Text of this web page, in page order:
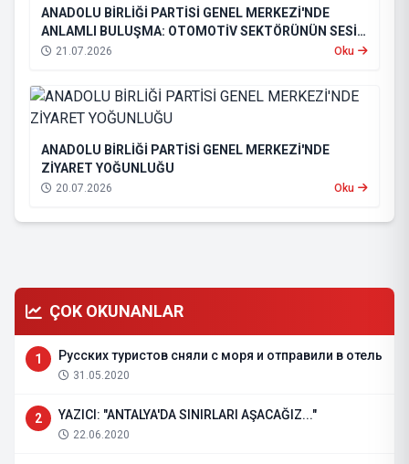
ANADOLU BİRLİĞİ PARTİSİ GENEL MERKEZİ'NDE
ANLAMLI BULUŞMA: OTOMOTİV SEKTÖRÜNÜN SESİ
GENEL MERKEZDE YANKILANDI
21.07.2026 Oku
ANADOLU BİRLİĞİ PARTİSİ GENEL MERKEZİ'NDE
ZİYARET YOĞUNLUĞU
20.07.2026 Oku
ÇOK OKUNANLAR
1 Русских туристов сняли с моря и отправили в отель
31.05.2020
2 YAZICI: "ANTALYA'DA SINIRLARI AŞACAĞIZ..."
22.06.2020